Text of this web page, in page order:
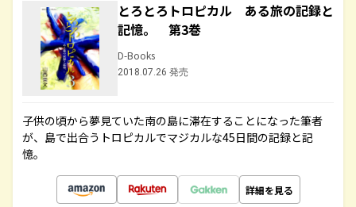
とろとろトロピカル ある旅の記録と
記憶。 第3巻
D-Books
2018.07.26 発売
子供の頃から夢見ていた南の島に滞在することになった筆者
が、島で出合うトロピカルでマジカルな45日間の記録と記
憶。
詳細を見る